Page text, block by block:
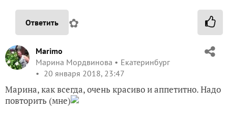
Ответить ✿
Marimo
Марина Мордвинова
Екатеринбург
20 января 2018, 23:47
Марина, как всегда, очень красиво и аппетитно. Надо
повторить (мне)